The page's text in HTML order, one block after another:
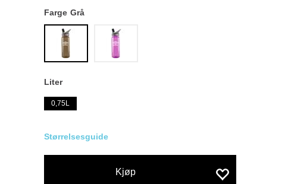
Farge Grå
Liter
0,75L
Størrelsesguide
Kjøp